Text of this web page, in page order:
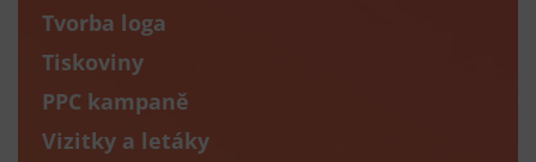
Tvorba loga
Tiskoviny
PPC kampaně
Vizitky a letáky